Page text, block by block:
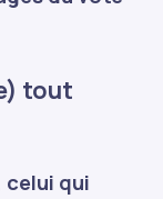
tout
celui qui